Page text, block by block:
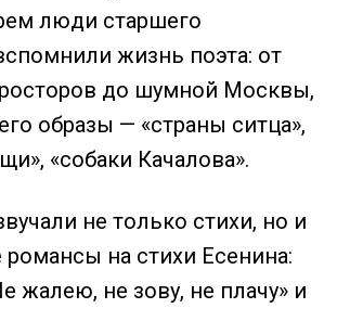
люди старшего
жизнь поэта: от
до шумной Москвы,
образы — «страны ситца»,
«собаки Качалова».
не только стихи, но и
на стихи Есенина:
жалею, не зову, не плачу» и